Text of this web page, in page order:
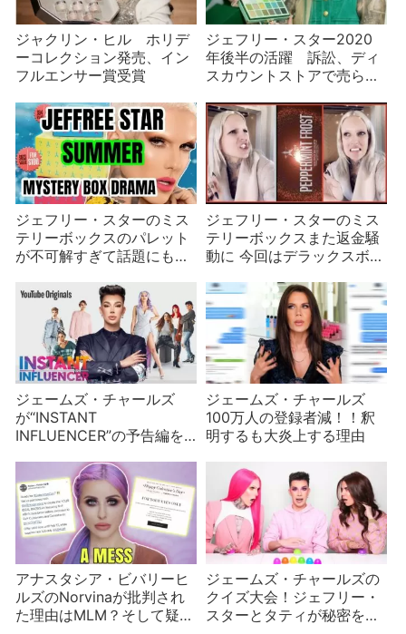
ジャクリン・ヒル ホリデ
ーコレクション発売、イン
フルエンサー賞受賞
ジェフリー・スター2020
年後半の活躍 訴訟、ディ
スカウントストアで売られ
ジェフリー・スターのミス
テリーボックスのパレット
が不可解すぎて話題にもな
ジェフリー・スターのミス
テリーボックスまた返金騒
動に 今回はデラックスボッ
ジェームズ・チャールズ
が“INSTANT
INFLUENCER”の予告編を
ンサーを発掘
ジェームズ・チャールズ
100万人の登録者減！！釈
明するも大炎上する理由
アナスタシア・ビバリーヒ
ルズのNorvinaが批判され
た理由はMLM？そして疑惑
ジェームズ・チャールズの
クイズ大会！ジェフリー・
スターとタティが秘密を告